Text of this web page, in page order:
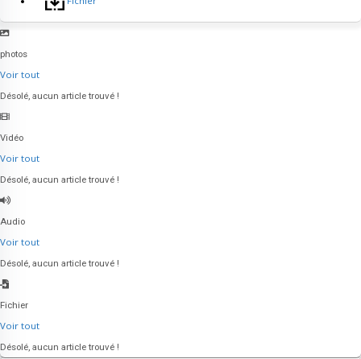
photos
Voir tout
Désolé, aucun article trouvé !
Vidéo
Voir tout
Désolé, aucun article trouvé !
Audio
Voir tout
Désolé, aucun article trouvé !
Fichier
Voir tout
Désolé, aucun article trouvé !
Accueil
Business
Tous les Emplois
Contactez-nous
| N•BOX™
Suivez-nous